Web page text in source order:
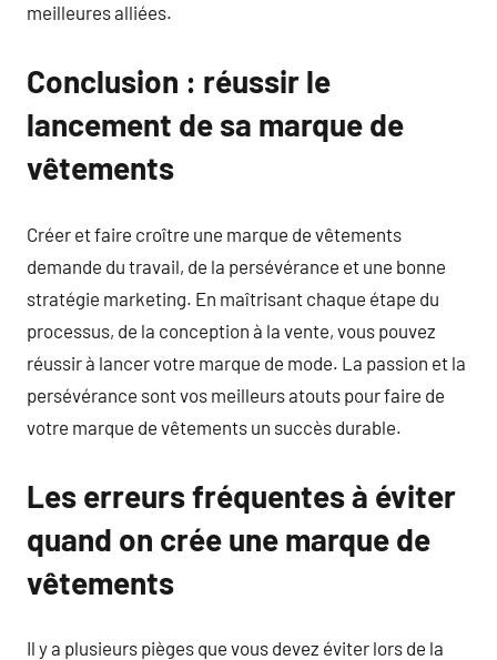
meilleures alliées.
Conclusion : réussir le
lancement de sa marque de
vêtements
Créer et faire croître une marque de vêtements
demande du travail, de la persévérance et une bonne
stratégie marketing. En maîtrisant chaque étape du
processus, de la conception à la vente, vous pouvez
réussir à lancer votre marque de mode. La passion et la
persévérance sont vos meilleurs atouts pour faire de
votre marque de vêtements un succès durable.
Les erreurs fréquentes à éviter
quand on crée une marque de
vêtements
Il y a plusieurs pièges que vous devez éviter lors de la